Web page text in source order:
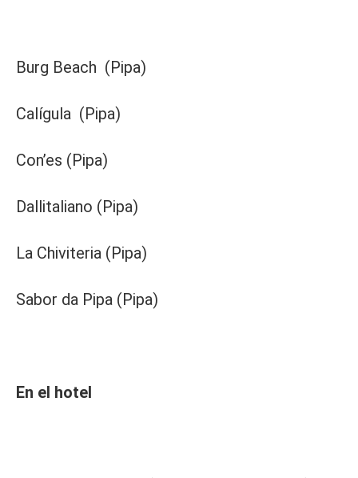
Burg Beach (Pipa)
Calígula (Pipa)
Con’es (Pipa)
Dallitaliano (Pipa)
La Chiviteria (Pipa)
Sabor da Pipa (Pipa)
En el hotel